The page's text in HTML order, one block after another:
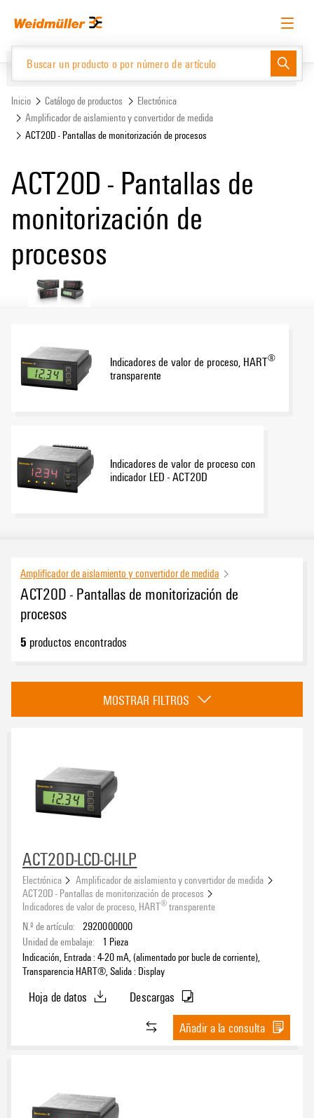
Español Solicitud de acceso Inicio de sesión
Website
Catálogo de productos
Inicio Catálogo de productos
Electrónica
Amplificador de aislamiento y convertidor de medida
ACT20D - Pantallas de monitorización de procesos
ACT20D - Pantallas de
monitorización de
procesos
Indicadores de valor de proceso, HART®
transparente
Indicadores de valor de proceso con
indicador LED - ACT20D
Amplificador de aislamiento y convertidor de medida
ACT20D - Pantallas de monitorización de
procesos
5 productos encontrados
Categoría
Indicadores de valor de proceso, HART®transparente
Homologaciones
Tipo de producto
Tipo de señal, entrada
Corriente(3)
0…20 mA
4…20 mA(3)
MOSTRAR FILTROS
ACT20D-LCD-CI-ILP
Electrónica
Amplificador de aislamiento y convertidor de medida
ACT20D - Pantallas de monitorización de procesos
Indicadores de valor de proceso, HART® transparente
N.º de artículo: 2920000000
Unidad de embalaje:
1 Pieza
Indicación, Entrada : 4-20 mA, (alimentado por bucle de corriente),
Transparencia HART®, Salida : Display
Hoja de datos
Descargas
Añadir a la consulta